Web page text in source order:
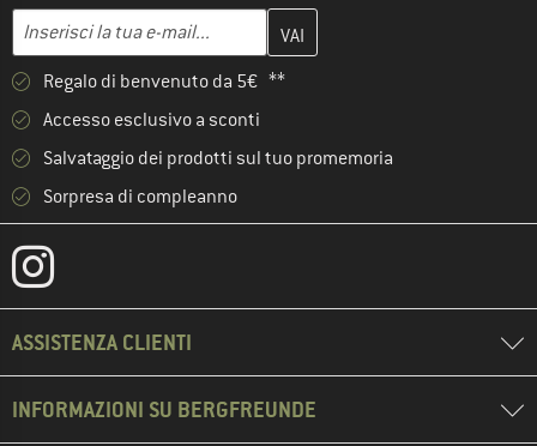
Inserisci la tua e-mail...
Inserisci qui il tuo indirizzo e-mail e crea il tuo account cliente
Regalo di benvenuto da 5€ **
Accesso esclusivo a sconti
Salvataggio dei prodotti sul tuo promemoria
Sorpresa di compleanno
ASSISTENZA CLIENTI
INFORMAZIONI SU BERGFREUNDE